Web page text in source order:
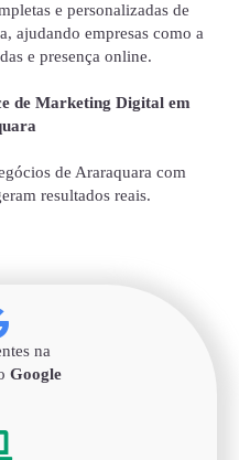
e personalizadas de
ajudando empresas como a
e presença online.
de Marketing Digital em
de Araraquara com
resultados reais.
na
Google